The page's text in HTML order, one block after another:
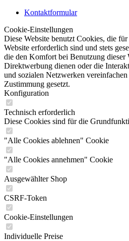
Kontaktformular
Cookie-Einstellungen
Diese Website benutzt Cookies, die
Website erforderlich sind und stets
die den Komfort bei Benutzung dieser
Direktwerbung dienen oder die
und sozialen Netzwerken
Zustimmung gesetzt.
Konfiguration
Technisch erforderlich
Diese Cookies sind für die
"Alle Cookies ablehnen" Cookie
"Alle Cookies annehmen" Cookie
Ausgewählter Shop
CSRF-Token
Cookie-Einstellungen
Individuelle Preise